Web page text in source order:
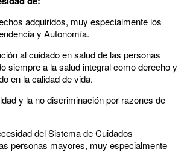
adquiridos, muy especialmente los
y Autonomía.
al cuidado en salud de las personas
siempre a la salud integral como derecho y
en la calidad de vida.
y la no discriminación por razones de
del Sistema de Cuidados
personas mayores, muy especialmente